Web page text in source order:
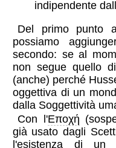
indipendente
Del primo punto
possiamo
secondo: se al
non segue quello
(anche) perché
oggettiva di un
dalla Soggettività
Con l'Εποχή
già usato dagli
l'esistenza di un